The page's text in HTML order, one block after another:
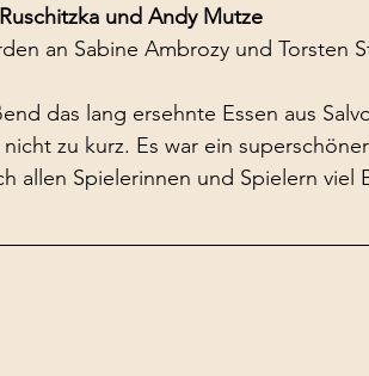
und Andy Mutze
an Sabine Ambrozy und Torsten
das lang ersehnte Essen aus
zu kurz. Es war ein
allen Spielerinnen und Spielern